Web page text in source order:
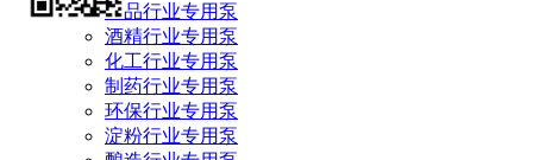
食品行业专用泵
酒精行业专用泵
化工行业专用泵
制药行业专用泵
环保行业专用泵
淀粉行业专用泵